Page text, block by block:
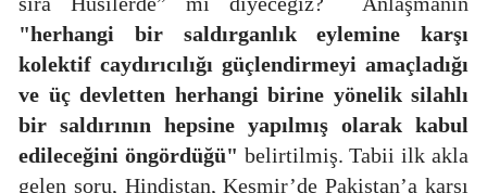
"herhangi bir saldırganlık eylemine karşı
kolektif caydırıcılığı güçlendirmeyi amaçladığı
ve üç devletten herhangi birine yönelik silahlı
bir saldırının hepsine yapılmış olarak kabul
edileceğini öngördüğü" belirtilmiş. Tabii ilk akla
gelen soru, Hindistan, Keşmir’de Pakistan’a karşı